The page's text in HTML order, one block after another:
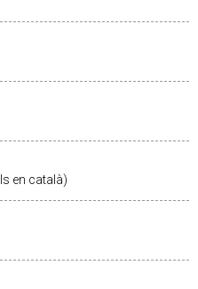
en català)